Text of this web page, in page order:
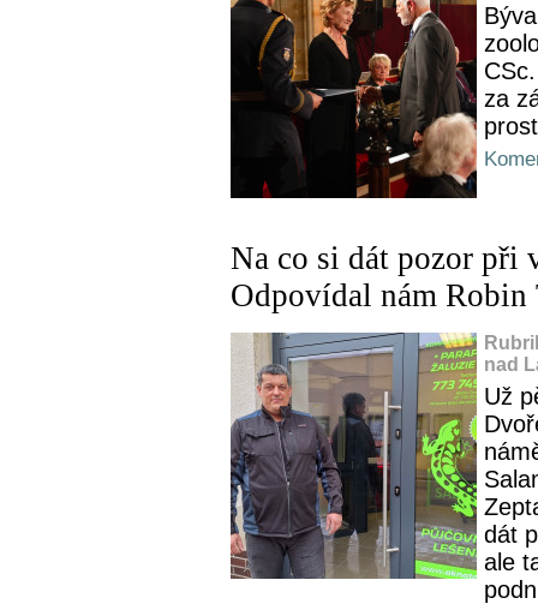
za
Na co si dát pozor při
Odpovídal nám Robin
nad
Už
dát
ale